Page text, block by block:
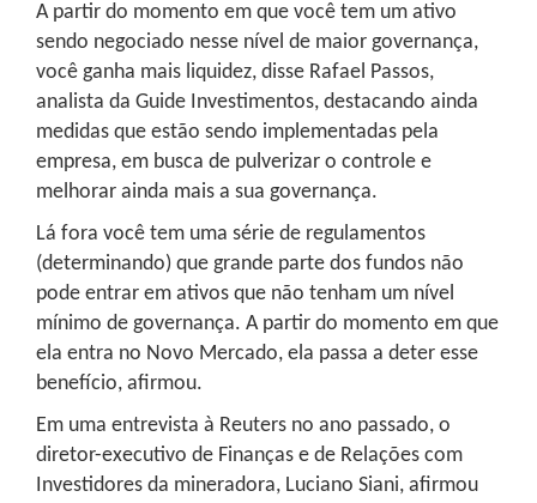
A partir do momento em que você tem um ativo
sendo negociado nesse nível de maior governança,
você ganha mais liquidez, disse Rafael Passos,
analista da Guide Investimentos, destacando ainda
medidas que estão sendo implementadas pela
empresa, em busca de pulverizar o controle e
melhorar ainda mais a sua governança.
Lá fora você tem uma série de regulamentos
(determinando) que grande parte dos fundos não
pode entrar em ativos que não tenham um nível
mínimo de governança. A partir do momento em que
ela entra no Novo Mercado, ela passa a deter esse
benefício, afirmou.
Em uma entrevista à Reuters no ano passado, o
diretor-executivo de Finanças e de Relações com
Investidores da mineradora, Luciano Siani, afirmou